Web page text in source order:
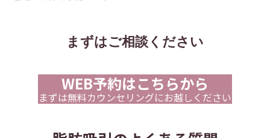
まずはご相談ください
WEB予約はこちらから
まずは無料カウンセリングにお越しください